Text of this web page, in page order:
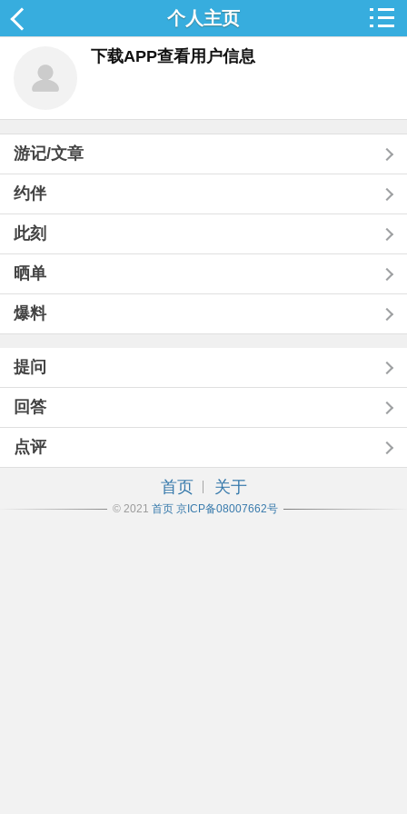
个人主页
下载APP查看用户信息
游记/文章
约伴
此刻
晒单
爆料
提问
回答
点评
首页 关于
© 2021 首页 京ICP备08007662号